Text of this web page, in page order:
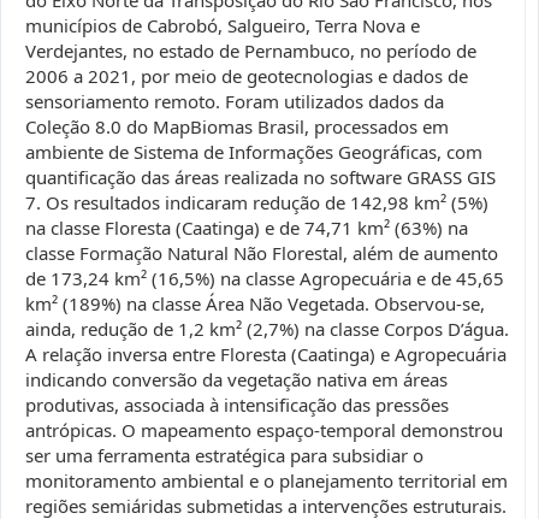
municípios de Cabrobó, Salgueiro, Terra Nova e
Verdejantes, no estado de Pernambuco, no período de
2006 a 2021, por meio de geotecnologias e dados de
sensoriamento remoto. Foram utilizados dados da
Coleção 8.0 do MapBiomas Brasil, processados em
ambiente de Sistema de Informações Geográficas, com
quantificação das áreas realizada no software GRASS GIS
7. Os resultados indicaram redução de 142,98 km² (5%)
na classe Floresta (Caatinga) e de 74,71 km² (63%) na
classe Formação Natural Não Florestal, além de aumento
de 173,24 km² (16,5%) na classe Agropecuária e de 45,65
km² (189%) na classe Área Não Vegetada. Observou-se,
ainda, redução de 1,2 km² (2,7%) na classe Corpos D’água.
A relação inversa entre Floresta (Caatinga) e Agropecuária
indicando conversão da vegetação nativa em áreas
produtivas, associada à intensificação das pressões
antrópicas. O mapeamento espaço-temporal demonstrou
ser uma ferramenta estratégica para subsidiar o
monitoramento ambiental e o planejamento territorial em
regiões semiáridas submetidas a intervenções estruturais.